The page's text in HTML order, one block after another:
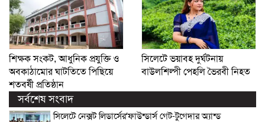
শিক্ষক সংকট, আধুনিক প্রযুক্তি ও
অবকাঠামোর ঘাটতিতে পিছিয়ে
শতবর্ষী প্রতিষ্ঠান
সিলেটে ভয়াবহ দুর্ঘটনায়
বাউলশিল্পী পেহলি ভৈরবী নিহত
সর্বশেষ সংবাদ
সিলেটে নেক্সট লিডার্সের‘ফাউন্ডার্স গেট-টুগেদার অ্যান্ড